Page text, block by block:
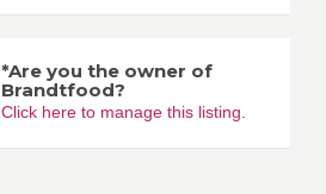
*Are you the owner of
Brandtfood?
Click here to manage this listing.